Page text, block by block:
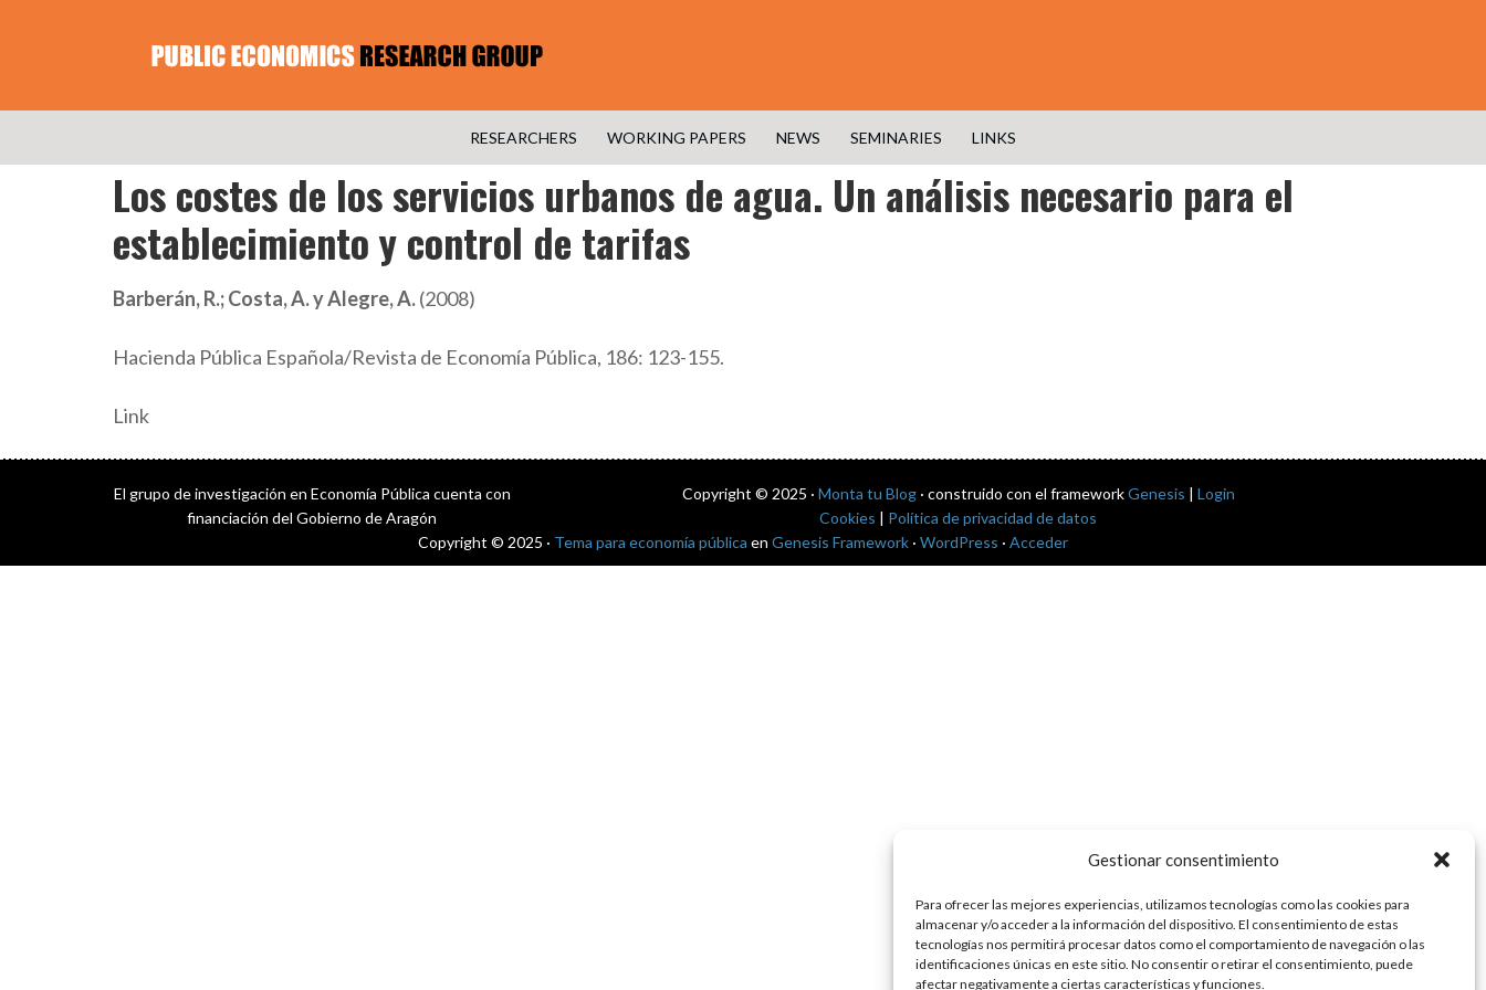
Gestionar consentimiento
Para ofrecer las mejores experiencias, utilizamos tecnologías como las cookies para
almacenar y/o acceder a la información del dispositivo. El consentimiento de estas
tecnologías nos permitirá procesar datos como el comportamiento de navegación o las
identificaciones únicas en este sitio. No consentir o retirar el consentimiento, puede
afectar negativamente a ciertas características y funciones.
RESEARCHERS WORKING PAPERS NEWS SEMINARIES LINKS
Los costes de los servicios urbanos de agua. Un análisis necesario para el
establecimiento y control de tarifas
Barberán, R.; Costa, A. y Alegre, A.(2008)
Hacienda Pública Española/Revista de Economía Pública, 186: 123-155.
Link
El grupo de investigación en Economía Pública cuenta con
financiación del Gobierno de Aragón
Copyright © 2025 · Monta tu Blog· construido con el frameworkGenesis | Login
Cookies | Política de privacidad de datos
Copyright © 2025 · Tema para economía pública en Genesis Framework · WordPress · Acceder